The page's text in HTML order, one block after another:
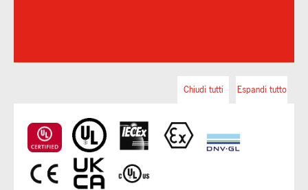
Espandi tutto
Chiudi tutti